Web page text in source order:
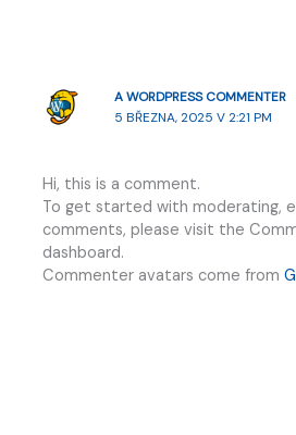
A WORDPRESS COMMENTER
5 BŘEZNA, 2025 V 2:21 PM
Hi, this is a comment.
To get started with moderating,
comments, please visit the
dashboard.
Commenter avatars come from